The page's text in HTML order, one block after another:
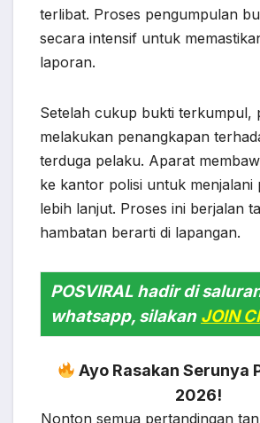
terlibat. Proses pengumpulan
secara intensif untuk
laporan.
Setelah cukup bukti terkumpul,
melakukan penangkapan
terduga pelaku. Aparat
ke kantor polisi untuk menjalani
lebih lanjut. Proses ini berjalan
hambatan berarti di lapangan.
POSVIRAL hadir di
whatsapp, silakan JOIN
Ayo Rasakan Serunya
2026!
Nonton semua pertandingan